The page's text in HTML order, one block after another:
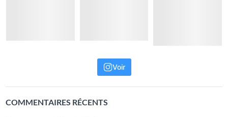
Voir
COMMENTAIRES RÉCENTS